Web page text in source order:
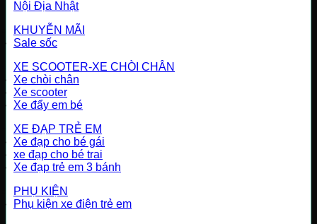
Nội Địa Nhật
KHUYỄN MÃI
Sale sốc
XE SCOOTER-XE CHÒI CHÂN
Xe chòi chân
Xe scooter
Xe đẩy em bé
XE ĐẠP TRẺ EM
Xe đạp cho bé gái
xe đạp cho bé trai
Xe đạp trẻ em 3 bánh
PHỤ KIỆN
Phụ kiện xe điện trẻ em